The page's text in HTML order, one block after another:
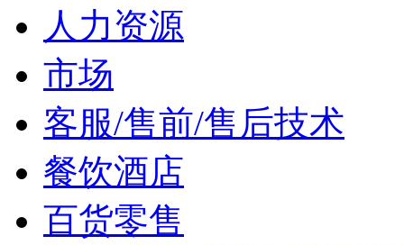
人力资源
市场
客服/售前/售后技术
餐饮酒店
百货零售